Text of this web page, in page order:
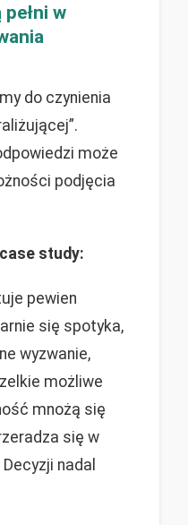
w
do czynienia
może
podjęcia
study:
pewien
się spotyka,
wyzwanie,
możliwe
mnożą się
się w
nadal